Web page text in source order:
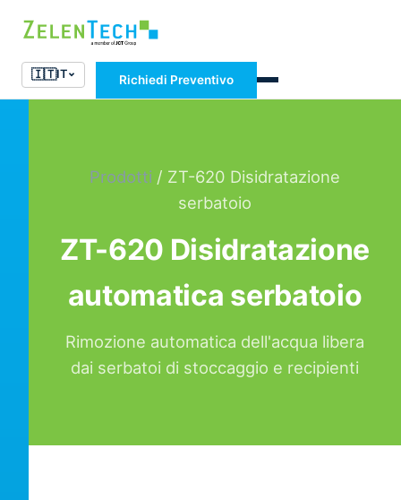
🇮🇹IT Richiedi Preventivo
Prodotti / ZT-620 Disidratazione
serbatoio
ZT-620 Disidratazione
automatica serbatoio
Rimozione automatica dell'acqua libera
dai serbatoi di stoccaggio e recipienti